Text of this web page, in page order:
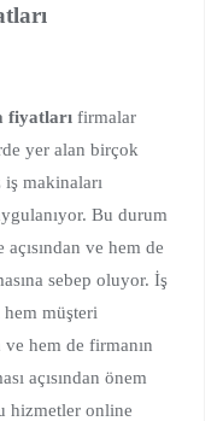
fiyatları firmalar
yer alan birçok
makinaları
Bu durum
ve hem de
sebep oluyor. İş
hem müşteri
ve hem de firmanın
açısından önem
hizmetler online